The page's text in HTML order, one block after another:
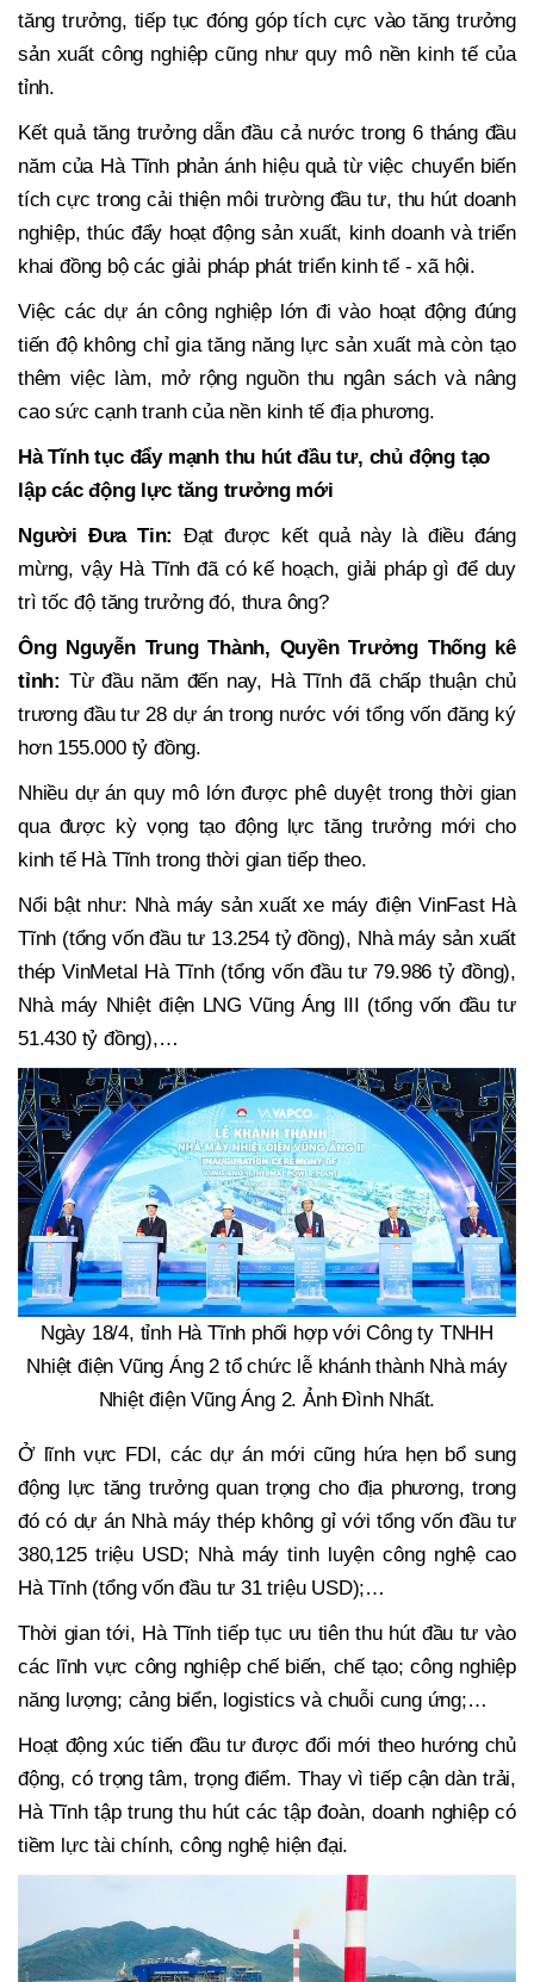
tăng trưởng, tiếp tục đóng góp tích cực vào tăng trưởng
sản xuất công nghiệp cũng như quy mô nền kinh tế của
tỉnh.
Kết quả tăng trưởng dẫn đầu cả nước trong 6 tháng đầu
năm của Hà Tĩnh phản ánh hiệu quả từ việc chuyển biến
tích cực trong cải thiện môi trường đầu tư, thu hút doanh
nghiệp, thúc đẩy hoạt động sản xuất, kinh doanh và triển
khai đồng bộ các giải pháp phát triển kinh tế - xã hội.
Việc các dự án công nghiệp lớn đi vào hoạt động đúng
tiến độ không chỉ gia tăng năng lực sản xuất mà còn tạo
thêm việc làm, mở rộng nguồn thu ngân sách và nâng
cao sức cạnh tranh của nền kinh tế địa phương.
Hà Tĩnh tục đẩy mạnh thu hút đầu tư, chủ động tạo
lập các động lực tăng trưởng mới
Người Đưa Tin: Đạt được kết quả này là điều đáng
mừng, vậy Hà Tĩnh đã có kế hoạch, giải pháp gì để duy
trì tốc độ tăng trưởng đó, thưa ông?
Ông Nguyễn Trung Thành, Quyền Trưởng Thống kê
tỉnh: Từ đầu năm đến nay, Hà Tĩnh đã chấp thuận chủ
trương đầu tư 28 dự án trong nước với tổng vốn đăng ký
hơn 155.000 tỷ đồng.
Nhiều dự án quy mô lớn được phê duyệt trong thời gian
qua được kỳ vọng tạo động lực tăng trưởng mới cho
kinh tế Hà Tĩnh trong thời gian tiếp theo.
Nổi bật như: Nhà máy sản xuất xe máy điện VinFast Hà
Tĩnh (tổng vốn đầu tư 13.254 tỷ đồng), Nhà máy sản xuất
thép VinMetal Hà Tĩnh (tổng vốn đầu tư 79.986 tỷ đồng),
Nhà máy Nhiệt điện LNG Vũng Áng III (tổng vốn đầu tư
51.430 tỷ đồng),…
Ngày 18/4, tỉnh Hà Tĩnh phối hợp với Công ty TNHH
Nhiệt điện Vũng Áng 2 tổ chức lễ khánh thành Nhà máy
Nhiệt điện Vũng Áng 2. Ảnh Đình Nhất.
Ở lĩnh vực FDI, các dự án mới cũng hứa hẹn bổ sung
động lực tăng trưởng quan trọng cho địa phương, trong
đó có dự án Nhà máy thép không gỉ với tổng vốn đầu tư
380,125 triệu USD; Nhà máy tinh luyện công nghệ cao
Hà Tĩnh (tổng vốn đầu tư 31 triệu USD);…
Thời gian tới, Hà Tĩnh tiếp tục ưu tiên thu hút đầu tư vào
các lĩnh vực công nghiệp chế biến, chế tạo; công nghiệp
năng lượng; cảng biển, logistics và chuỗi cung ứng;…
Hoạt động xúc tiến đầu tư được đổi mới theo hướng chủ
động, có trọng tâm, trọng điểm. Thay vì tiếp cận dàn trải,
Hà Tĩnh tập trung thu hút các tập đoàn, doanh nghiệp có
tiềm lực tài chính, công nghệ hiện đại.